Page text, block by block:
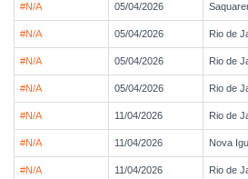
#N/A 05/04/2026
#N/A 05/04/2026 Rio de
#N/A 05/04/2026 Rio de
#N/A 05/04/2026 Rio de
#N/A 11/04/2026 Rio de
#N/A 11/04/2026 Nova
#N/A 11/04/2026 Rio de